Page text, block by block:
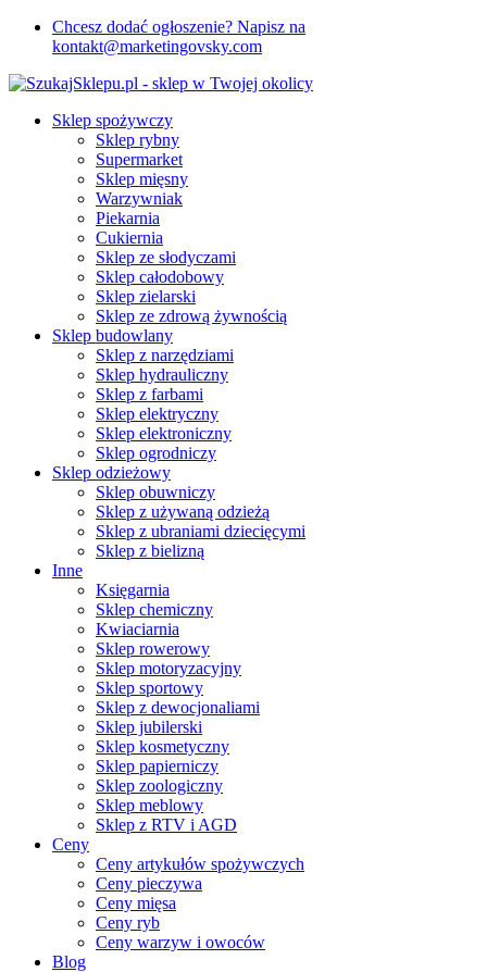
Chcesz dodać ogłoszenie? Napisz na
kontakt@marketingovsky.com
Sklep spożywczy
Sklep rybny
Supermarket
Sklep mięsny
Warzywniak
Piekarnia
Cukiernia
Sklep ze słodyczami
Sklep całodobowy
Sklep zielarski
Sklep ze zdrową żywnością
Sklep budowlany
Sklep z narzędziami
Sklep hydrauliczny
Sklep z farbami
Sklep elektryczny
Sklep elektroniczny
Sklep ogrodniczy
Sklep odzieżowy
Sklep obuwniczy
Sklep z używaną odzieżą
Sklep z ubraniami dziecięcymi
Sklep z bielizną
Inne
Księgarnia
Sklep chemiczny
Kwiaciarnia
Sklep rowerowy
Sklep motoryzacyjny
Sklep sportowy
Sklep z dewocjonaliami
Sklep jubilerski
Sklep kosmetyczny
Sklep papierniczy
Sklep zoologiczny
Sklep meblowy
Sklep z RTV i AGD
Ceny
Ceny artykułów spożywczych
Ceny pieczywa
Ceny mięsa
Ceny ryb
Ceny warzyw i owoców
Blog